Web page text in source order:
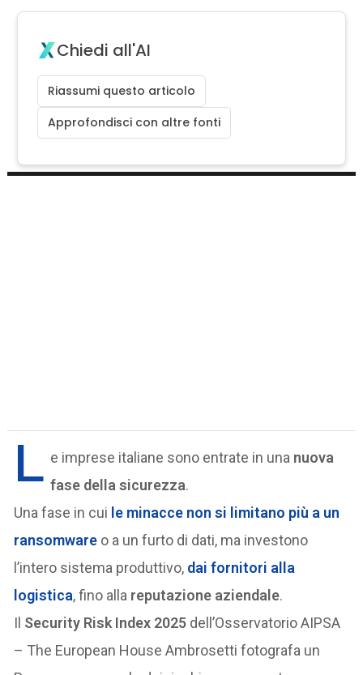
Chiedi all'AI
Riassumi questo articolo
Approfondisci con altre fonti
L e imprese italiane sono entrate in una nuova
fase della sicurezza.
Una fase in cui le minacce non si limitano più a un
ransomware o a un furto di dati, ma investono
l’intero sistema produttivo, dai fornitori alla
logistica, fino alla reputazione aziendale.
Il Security Risk Index 2025 dell’Osservatorio AIPSA
– The European House Ambrosetti fotografa un